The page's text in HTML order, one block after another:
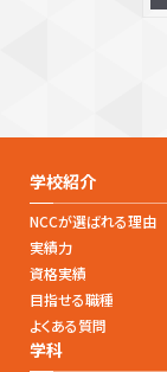
学校紹介
NCCが選ばれる理由
実績力
資格実績
目指せる職種
よくある質問
学科